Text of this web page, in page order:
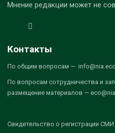
Мнение редакции может не
Контакты
По общим вопросам — info@nia.eco
По вопросам сотрудничества и
размещение материалов —
Свидетельство о регистрации